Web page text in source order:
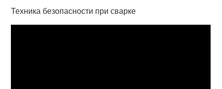
Техника безопасности при сварке